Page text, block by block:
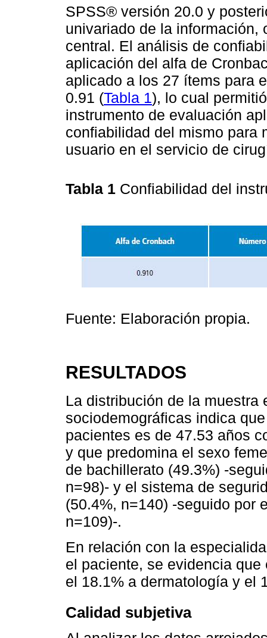
SPSS® versión 20.0 y
univariado de la información,
central. El análisis de
aplicación del alfa de
aplicado a los 27 ítems para
0.91 (Tabla 1), lo cual
instrumento de evaluación
confiabilidad del mismo para
usuario en el servicio de
Tabla 1 Confiabilidad del
Fuente: Elaboración propia.
RESULTADOS
La distribución de la
sociodemográficas indica
pacientes es de 47.53 años
y que predomina el sexo
de bachillerato (49.3%) -
n=98)- y el sistema de
(50.4%, n=140) -seguido por
n=109)-.
En relación con la
el paciente, se evidencia
el 18.1% a dermatología y el
Calidad subjetiva